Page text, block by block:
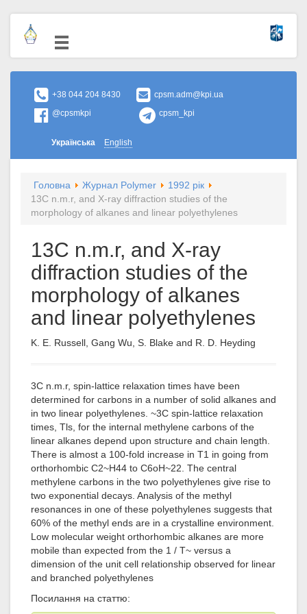
+38 044 204 8430
cpsm.adm@kpi.ua
@cpsmkpi
cpsm_kpi
Українська English
Головна Журнал Polymer
1992 рік
13C n.m.r, and X-ray diffraction studies of the
morphology of alkanes and linear polyethylenes
13C n.m.r, and X-ray
diffraction studies of the
morphology of alkanes
and linear polyethylenes
K. E. Russell, Gang Wu, S. Blake and R. D. Heyding
3C n.m.r, spin-lattice relaxation times have been
determined for carbons in a number of solid alkanes and
in two linear polyethylenes. ~3C spin-lattice relaxation
times, Tls, for the internal methylene carbons of the
linear alkanes depend upon structure and chain length.
There is almost a 100-fold increase in T1 in going from
orthorhombic C2~H44 to C6oH~22. The central
methylene carbons in the two polyethylenes give rise to
two exponential decays. Analysis of the methyl
resonances in one of these polyethylenes suggests that
60% of the methyl ends are in a crystalline environment.
Low molecular weight orthorhombic alkanes are more
mobile than expected from the 1 / T~ versus a
dimension of the unit cell relationship observed for linear
and branched polyethylenes
Посилання на статтю: